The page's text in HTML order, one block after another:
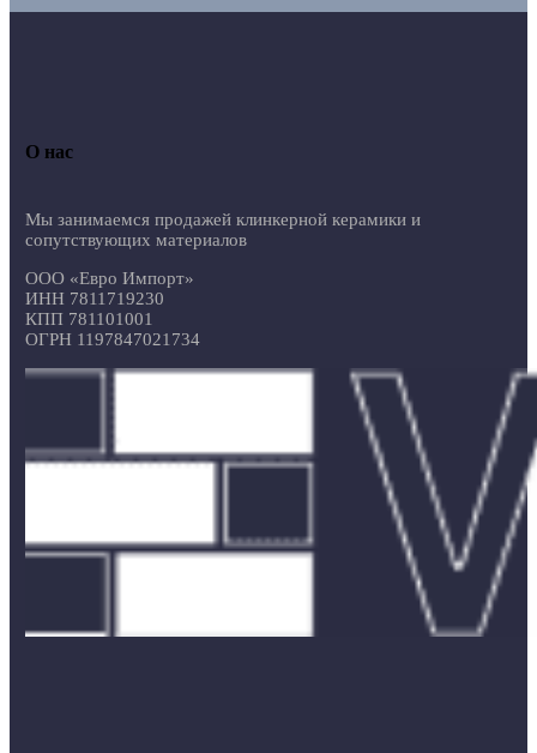
О нас
Мы занимаемся продажей клинкерной керамики и
сопутствующих материалов
ООО «Евро Импорт»
ИНН 7811719230
КПП 781101001
ОГРН 1197847021734